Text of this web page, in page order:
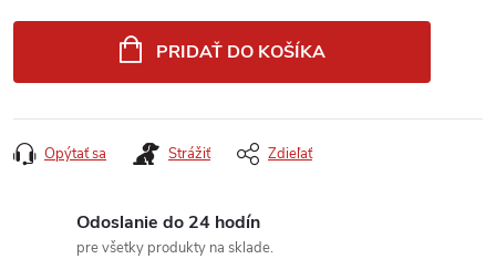
PRIDAŤ DO KOŠÍKA
Opýtať sa Strážiť Zdieľať
Odoslanie do 24 hodín
pre všetky produkty na sklade.